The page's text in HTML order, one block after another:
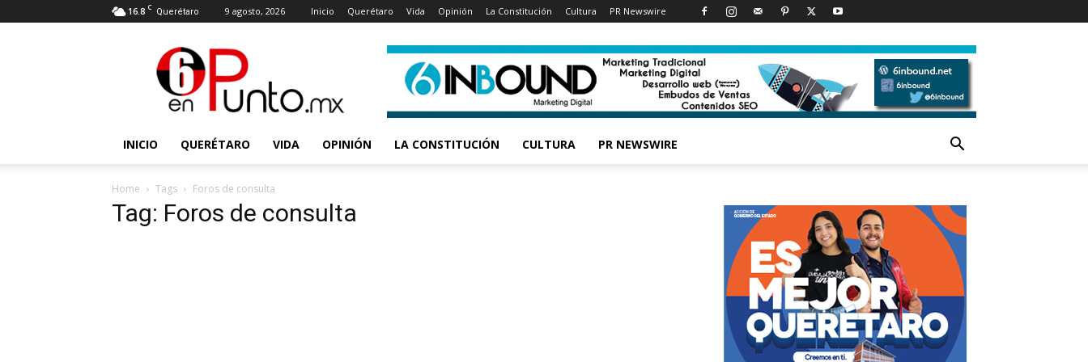
16.8 C Querétaro 9 agosto, 2026 Inicio Querétaro Vida Opinión La Constitución Cultura PR Newswire
punto
INICIO QUERÉTARO VIDA OPINIÓN LA CONSTITUCIÓN CULTURA PR NEWSWIRE
Home Tags Foros de consulta
Tag: Foros de consulta